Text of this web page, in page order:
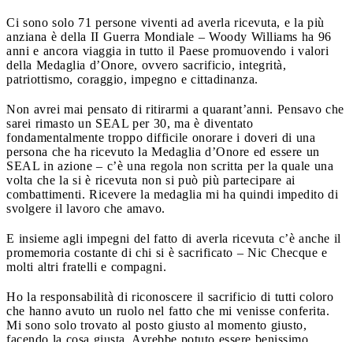
Ci sono solo 71 persone viventi ad averla ricevuta, e la più
anziana è della II Guerra Mondiale – Woody Williams ha 96
anni e ancora viaggia in tutto il Paese promuovendo i valori
della Medaglia d’Onore, ovvero sacrificio, integrità,
patriottismo, coraggio, impegno e cittadinanza.
Non avrei mai pensato di ritirarmi a quarant’anni. Pensavo che
sarei rimasto un SEAL per 30, ma è diventato
fondamentalmente troppo difficile onorare i doveri di una
persona che ha ricevuto la Medaglia d’Onore ed essere un
SEAL in azione – c’è una regola non scritta per la quale una
volta che la si è ricevuta non si può più partecipare ai
combattimenti. Ricevere la medaglia mi ha quindi impedito di
svolgere il lavoro che amavo.
E insieme agli impegni del fatto di averla ricevuta c’è anche il
promemoria costante di chi si è sacrificato – Nic Checque e
molti altri fratelli e compagni.
Ho la responsabilità di riconoscere il sacrificio di tutti coloro
che hanno avuto un ruolo nel fatto che mi venisse conferita.
Mi sono solo trovato al posto giusto al momento giusto,
facendo la cosa giusta. Avrebbe potuto essere benissimo